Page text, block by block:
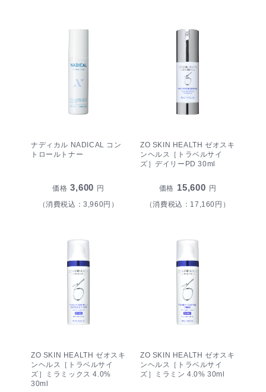
ナディカル NADICAL コン
トロールトナー
価格 3,600 円
（消費税込：3,960円）
ZO SKIN HEALTH ゼオスキ
ンヘルス［トラベルサイ
ズ］デイリーPD 30ml
価格 15,600 円
（消費税込：17,160円）
ZO SKIN HEALTH ゼオスキ
ンヘルス［トラベルサイ
ズ］ミラミックス 4.0%
30ml
ZO SKIN HEALTH ゼオスキ
ンヘルス［トラベルサイ
ズ］ミラミン 4.0% 30ml